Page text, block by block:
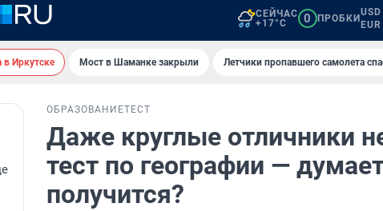
СЕЙЧАС
+17°C
0 ПРОБКИ
в Иркутске Мост в Шаманке закрыли Летчики пропавшего самолета
ОБРАЗОВАНИЕТЕСТ
Даже круглые отличники
тест по географии —
получится?